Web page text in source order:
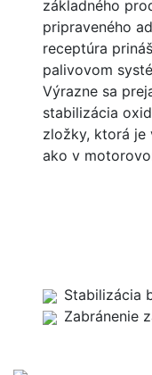
základného
pripraveného
receptúra
palivovom
Výrazne sa
stabilizácia
zložky, ktorá je
ako v
Stabilizácia
Zabránenie